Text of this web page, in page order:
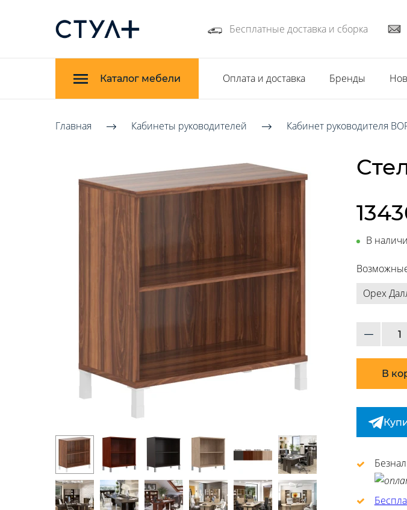
Бесплатные доставка и сборка
Каталог мебели Оплата и доставка Бренды
Главная Кабинеты руководителей Кабинет руководителя
В
Орех
В